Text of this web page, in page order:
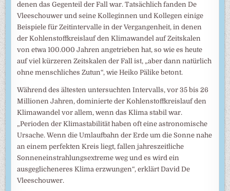
denen das Gegenteil der Fall war. Tatsächlich fanden De
Vleeschouwer und seine Kolleginnen und Kollegen einige
Beispiele für Zeitintervalle in der Vergangenheit, in denen
der Kohlenstoffkreislauf den Klimawandel auf Zeitskalen
von etwa 100.000 Jahren angetrieben hat, so wie es heute
auf viel kürzeren Zeitskalen der Fall ist, „aber dann natürlich
ohne menschliches Zutun“, wie Heiko Pälike betont.
Während des ältesten untersuchten Intervalls, vor 35 bis 26
Millionen Jahren, dominierte der Kohlenstoffkreislauf den
Klimawandel vor allem, wenn das Klima stabil war.
„Perioden der Klimastabilität haben oft eine astronomische
Ursache. Wenn die Umlaufbahn der Erde um die Sonne nahe
an einem perfekten Kreis liegt, fallen jahreszeitliche
Sonneneinstrahlungsextreme weg und es wird ein
ausgeglicheneres Klima erzwungen“, erklärt David De
Vleeschouwer.